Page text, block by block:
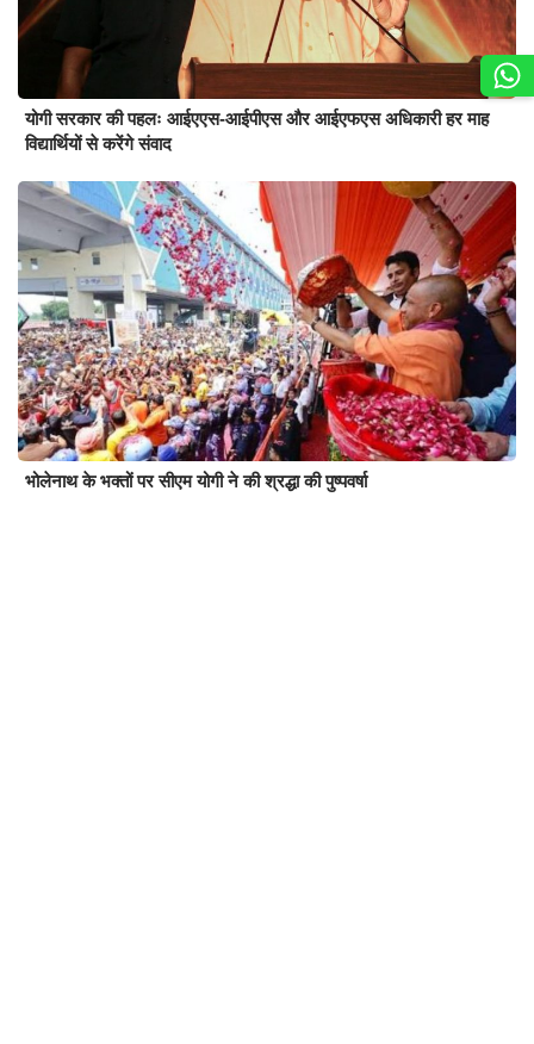
योगी सरकार की पहलः आईएएस-आईपीएस और आईएफएस अधिकारी हर माह
विद्यार्थियों से करेंगे संवाद
भोलेनाथ के भक्तों पर सीएम योगी ने की श्रद्धा की पुष्पवर्षा